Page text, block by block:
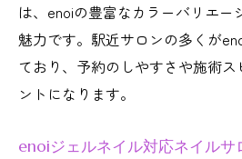
は、enoiの豊富なカラーバリエー
魅力です。駅近サロンの多くが
ており、予約のしやすさや施術
ントになります。
enoiジェルネイル対応ネイルサ